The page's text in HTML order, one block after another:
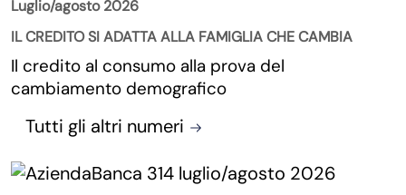
Luglio/agosto 2026
IL CREDITO SI ADATTA ALLA FAMIGLIA CHE CAMBIA
Il credito al consumo alla prova del
cambiamento demografico
Tutti gli altri numeri